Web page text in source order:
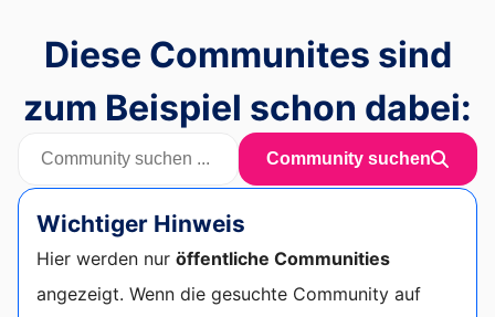
Diese Communites sind
zum Beispiel schon dabei:
Community suchen
Wichtiger Hinweis
Hier werden nur öffentliche Communities
angezeigt. Wenn die gesuchte Community auf